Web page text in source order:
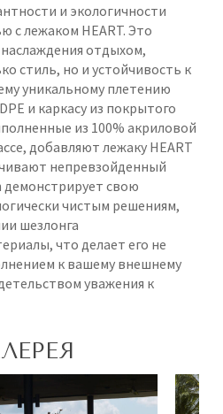
и экологичности
с лежаком HEART. Это
отдыхом,
стиль, но и устойчивость к
уникальному плетению
и каркасу из покрытого
из 100% акриловой
добавляют лежаку HEART
непревзойденный
свою
чистым решениям,
шезлонга
что делает его не
к вашему внешнему
уважения к